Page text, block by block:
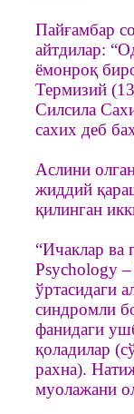
Пайғамбар
айтдилар:
ёмонроқ
Термизий
Силсила
сахих деб
Аслини
жиддий
қилинган
“Ичаклар ва
Psychology
ўртасидаги
синдромли
фанидаги
қоладилар
рахна).
муолажани